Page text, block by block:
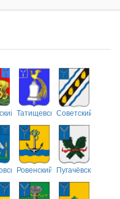
ТатищевскийСоветский
Ровенский Пугачёвский